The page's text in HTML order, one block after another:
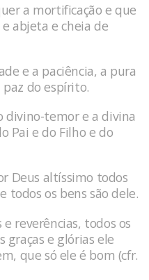
a mortificação e que
abjeta e cheia de
e a paciência, a pura
do espírito.
divino-temor e a divina
Pai e do Filho e do
Deus altíssimo todos
todos os bens são dele.
reverências, todos os
graças e glórias ele
que só ele é bom (cfr.